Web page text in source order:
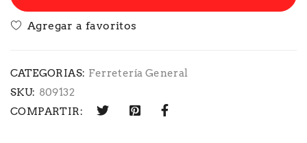
CATEGORIAS: Ferretería General
SKU: 809132
COMPARTIR: